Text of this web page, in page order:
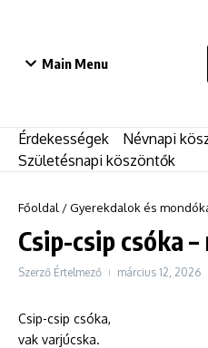
Main Menu
Érdekességek
Névnapi
Születésnapi köszöntők
Főoldal /Gyerekdalok és
Csip-csip csóka
Szerző Értelmező március 12, 2026
Csip-csip csóka,
vak varjúcska.